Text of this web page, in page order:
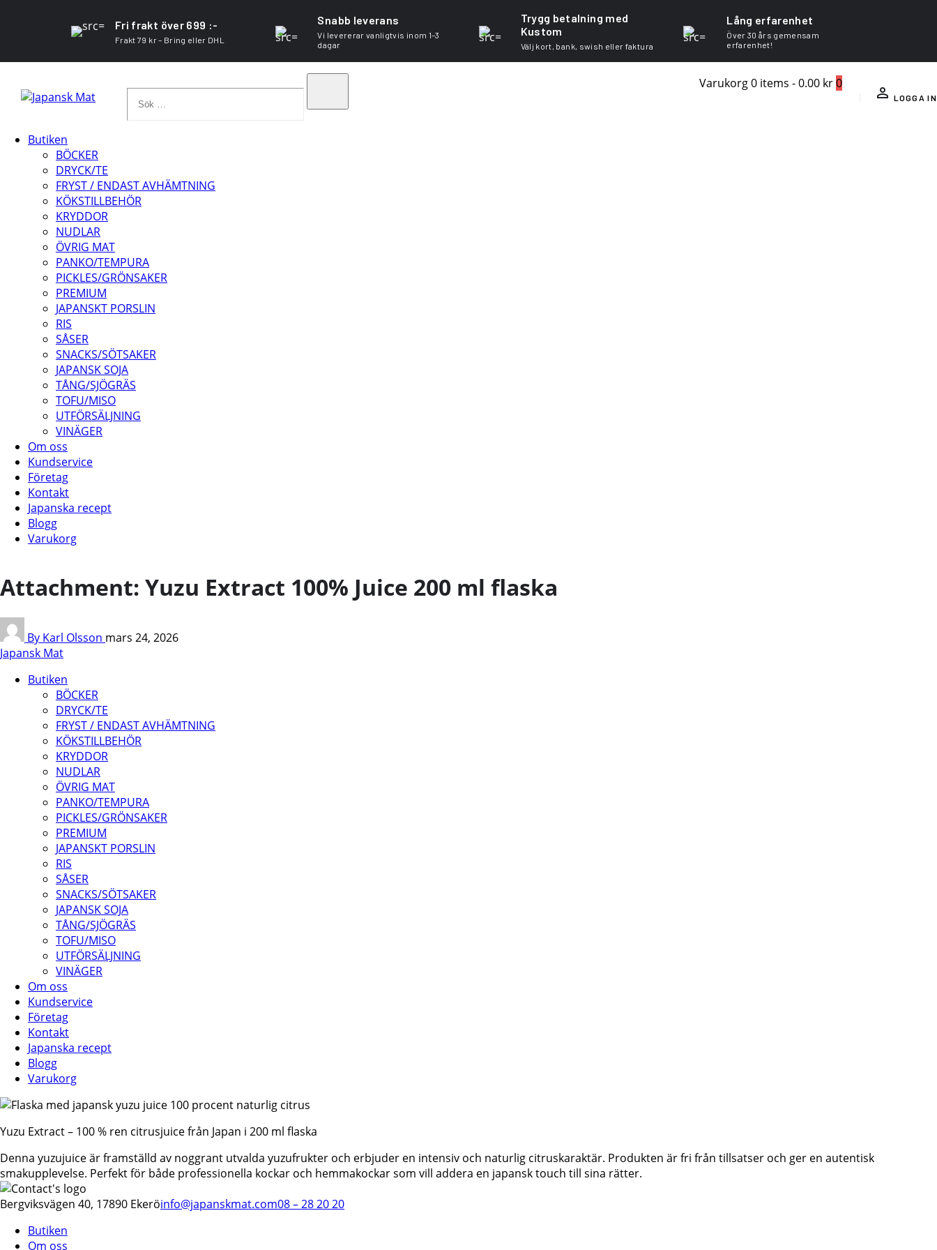
Fri frakt över 699 :-
Frakt 79 kr – Bring eller DHL
Snabb leverans
Vi levererar vanligtvis inom 1–3
dagar
Trygg betalning med
Kustom
Välj kort, bank, swish eller faktura
Lång erfarenhet
Över 30 års gemensam
erfarenhet!
Varukorg0 items -0.00 kr0
LOGGA IN
Butiken
BÖCKER
DRYCK/TE
FRYST / ENDAST AVHÄMTNING
KÖKSTILLBEHÖR
KRYDDOR
NUDLAR
ÖVRIG MAT
PANKO/TEMPURA
PICKLES/GRÖNSAKER
PREMIUM
JAPANSKT PORSLIN
RIS
SÅSER
SNACKS/SÖTSAKER
JAPANSK SOJA
TÅNG/SJÖGRÄS
TOFU/MISO
UTFÖRSÄLJNING
VINÄGER
Om oss
Kundservice
Företag
Kontakt
Japanska recept
Blogg
Varukorg
Attachment: Yuzu Extract 100% Juice 200 ml flaska
By Karl Olsson mars 24, 2026
Japansk Mat
Butiken
BÖCKER
DRYCK/TE
FRYST / ENDAST AVHÄMTNING
KÖKSTILLBEHÖR
KRYDDOR
NUDLAR
ÖVRIG MAT
PANKO/TEMPURA
PICKLES/GRÖNSAKER
PREMIUM
JAPANSKT PORSLIN
RIS
SÅSER
SNACKS/SÖTSAKER
JAPANSK SOJA
TÅNG/SJÖGRÄS
TOFU/MISO
UTFÖRSÄLJNING
VINÄGER
Om oss
Kundservice
Företag
Kontakt
Japanska recept
Blogg
Varukorg
Yuzu Extract – 100 % ren citrusjuice från Japan i 200 ml flaska
Denna yuzujuice är framställd av noggrant utvalda yuzufrukter och erbjuder en intensiv och naturlig citruskaraktär. Produkten är fri från tillsatser och ger en autentisk
smakupplevelse. Perfekt för både professionella kockar och hemmakockar som vill addera en japansk touch till sina rätter.
Bergviksvägen 40, 17890 Ekeröinfo@japanskmat.com08 – 28 20 20
Butiken
Om oss